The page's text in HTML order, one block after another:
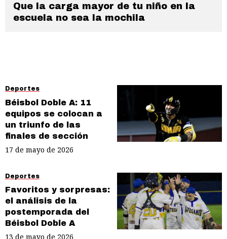
Que la carga mayor de tu niño en la
escuela no sea la mochila
Deportes
Béisbol Doble A: 11
equipos se colocan a
un triunfo de las
finales de sección
17 de mayo de 2026
Deportes
Favoritos y sorpresas:
el análisis de la
postemporada del
Béisbol Doble A
13 de mayo de 2026